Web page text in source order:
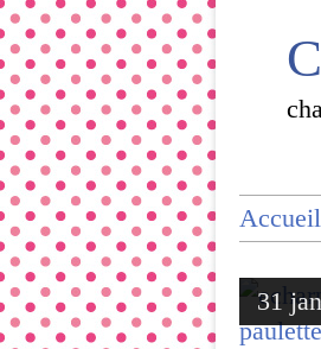
Accueil
31